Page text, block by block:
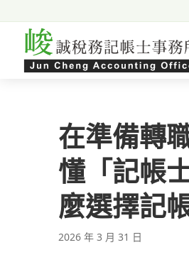
在準備轉
懂「記帳
麼選擇記
2026 年 3 月 31 日